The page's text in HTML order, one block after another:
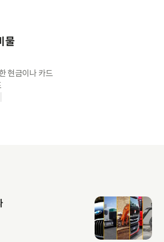
물
현금이나 카드